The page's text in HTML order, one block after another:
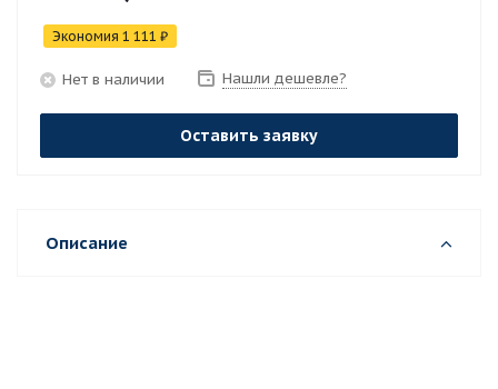
Экономия 1 111 ₽
Нет в наличии Нашли дешевле?
Оставить заявку
Описание